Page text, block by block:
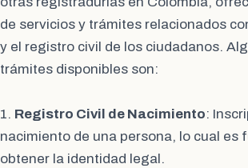
de servicios y trámites relacionados
y el registro civil de los ciudadanos.
trámites disponibles son:
1. Registro Civil de Nacimiento:
nacimiento de una persona, lo cual es
obtener la identidad legal.